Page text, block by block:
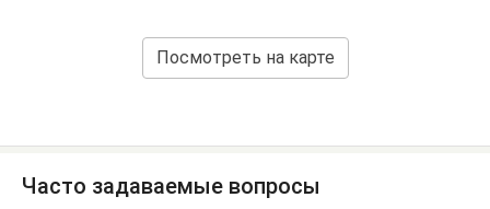
Посмотреть на карте
Часто задаваемые вопросы